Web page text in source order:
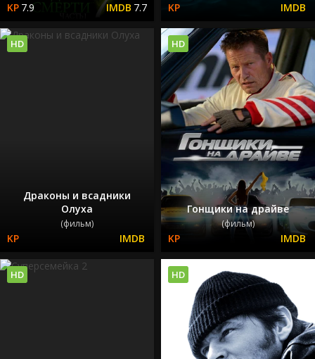
7.9 7.7
Драконы и всадники
Олуха
(фильм)
HD
Гонщики на драйве
(фильм)
HD
HD HD